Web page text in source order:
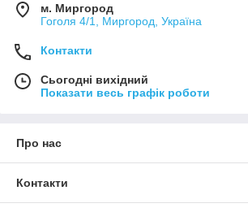
м. Миргород
Гоголя 4/1, Миргород, Україна
Контакти
Сьогодні вихідний
Показати весь графік роботи
Про нас
Контакти